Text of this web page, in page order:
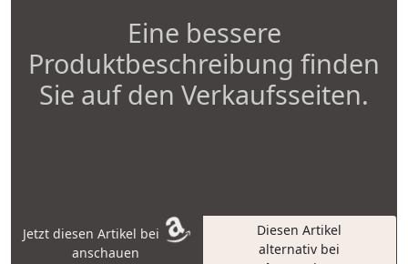
Eine bessere
Produktbeschreibung finden
Sie auf den Verkaufsseiten.
Jetzt diesen Artikel bei
anschauen
Diesen Artikel
alternativ bei